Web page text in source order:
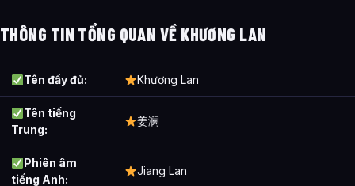
THÔNG TIN TỔNG QUAN VỀ KHƯƠNG LAN
Tên đầy đủ: Khương Lan
Tên tiếng
Trung:
姜澜
Phiên âm
tiếng Anh:
Jiang Lan